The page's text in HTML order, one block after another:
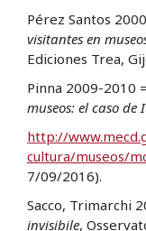
Pérez Santos
visitantes en
Ediciones Trea,
Pinna 2009-2010
museos: el caso de
http://
cultura/museos/
7/09/2016).
Sacco, Trimarchi
invisibile,